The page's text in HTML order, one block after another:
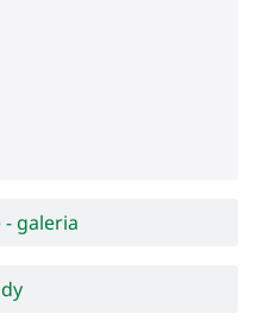
- galeria